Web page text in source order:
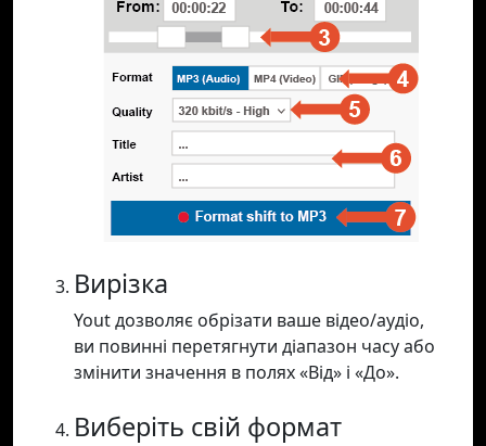
Вирізка
Yout дозволяє обрізати ваше відео/аудіо,
ви повинні перетягнути діапазон часу або
змінити значення в полях «Від» і «До».
Виберіть свій формат